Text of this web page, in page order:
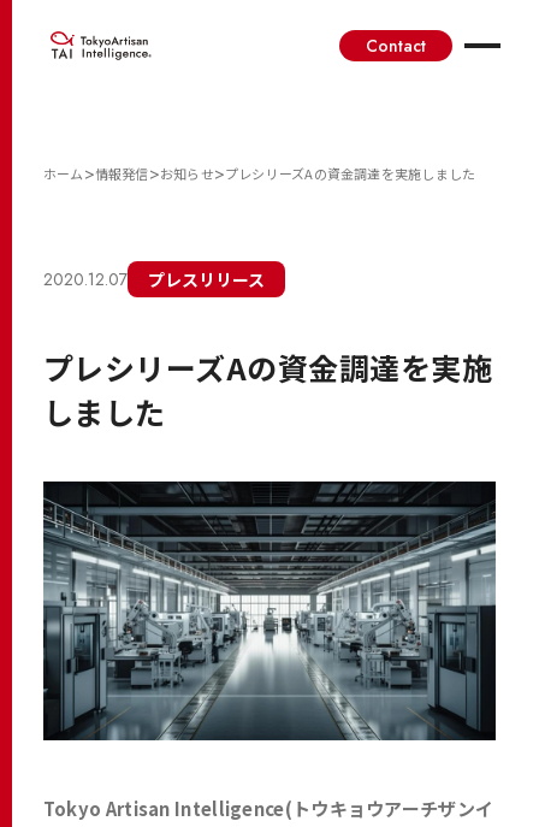
Contact
ホーム>情報発信>お知らせ>プレシリーズAの資金調達を実施しました
2020.12.07 プレスリリース
プレシリーズAの資金調達を実施
しました
Tokyo Artisan Intelligence(トウキョウアーチザンイ